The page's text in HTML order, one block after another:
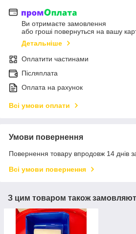
Ви отримаєте замовлення
або гроші повернуться на вашу
Детальніше
Оплатити частинами
Післяплата
Оплата на рахунок
Всі умови оплати
Умови повернення
Повернення товару впродовж 14 днів
Всі умови повернення
З цим товаром також